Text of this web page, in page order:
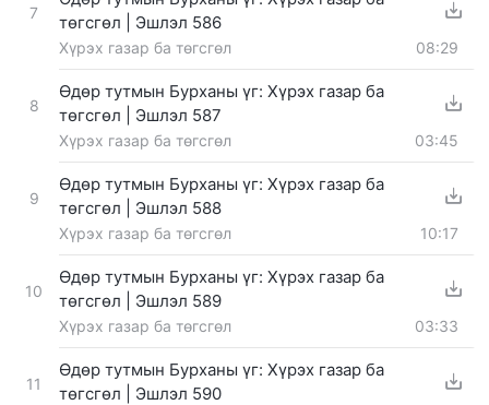
7
төгсгөл | Эшлэл 586
Хүрэх газар ба төгсгөл 08:29
8
Өдөр тутмын Бурханы үг: Хүрэх газар ба
төгсгөл | Эшлэл 587
Хүрэх газар ба төгсгөл 03:45
9
Өдөр тутмын Бурханы үг: Хүрэх газар ба
төгсгөл | Эшлэл 588
Хүрэх газар ба төгсгөл 10:17
10
Өдөр тутмын Бурханы үг: Хүрэх газар ба
төгсгөл | Эшлэл 589
Хүрэх газар ба төгсгөл 03:33
11
Өдөр тутмын Бурханы үг: Хүрэх газар ба
төгсгөл | Эшлэл 590